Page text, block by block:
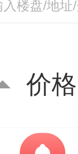
价格